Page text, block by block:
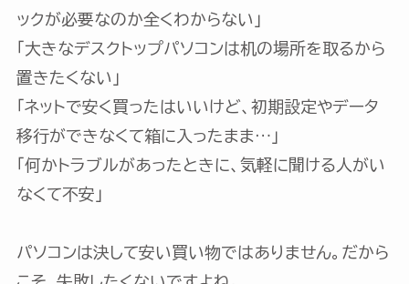
ックが必要なのか全くわからない」
「大きなデスクトップパソコンは机の場所を取るから
置きたくない」
「ネットで安く買ったはいいけど、初期設定やデータ
移行ができなくて箱に入ったまま…」
「何かトラブルがあったときに、気軽に聞ける人がい
なくて不安」
パソコンは決して安い買い物ではありません。だから